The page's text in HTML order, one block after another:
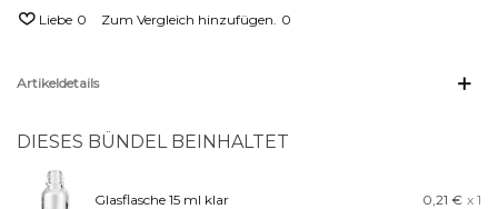
Liebe 0 Zum Vergleich hinzufügen. 0
Artikeldetails
DIESES BÜNDEL BEINHALTET
Glasflasche 15 ml klar 0,21 € x 1